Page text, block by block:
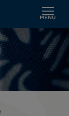
MENU